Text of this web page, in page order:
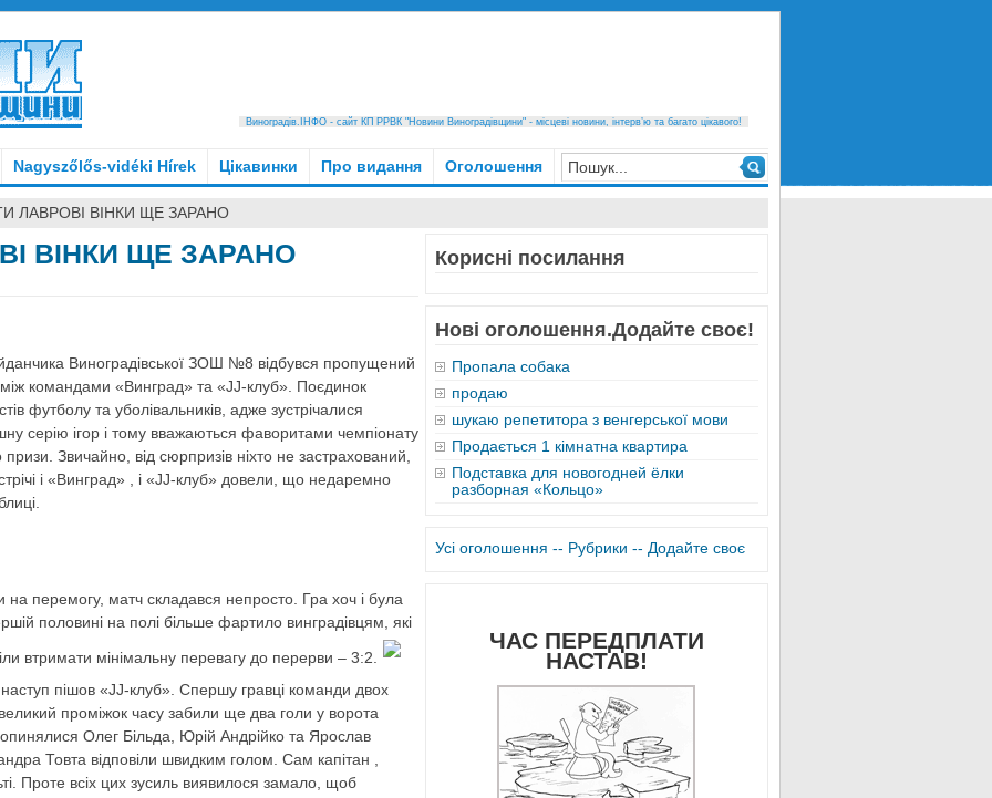
Виноградів.ІНФО - сайт КП РРВК "Новини Виноградівщини" - місцеві новини, інтерв’ю та багато цікавого!
Nagyszőlős-vidéki Hírek Цікавинки Про видання Оголошення
ЛАВРОВІ ВІНКИ ЩЕ ЗАРАНО
ВІНКИ ЩЕ ЗАРАНО
Виноградівської ЗОШ №8 відбувся пропущений
між командами «Винград» та «JJ-клуб». Поєдинок
футболу та уболівальників, адже зустрічалися
серію ігор і тому вважаються фаворитами чемпіонату
Звичайно, від сюрпризів ніхто не застрахований,
і «Винград» , і «JJ-клуб» довели, що недаремно
на перемогу, матч складався непросто. Гра хоч і була
половині на полі більше фартило винградівцям, які
втримати мінімальну перевагу до перерви – 3:2.
пішов «JJ-клуб». Спершу гравці команди двох
проміжок часу забили ще два голи у ворота
опинялися Олег Більда, Юрій Андрійко та Ярослав
Товта відповіли швидким голом. Сам капітан ,
Проте всіх цих зусиль виявилося замало, щоб
Корисні посилання
Нові оголошення.Додайте своє!
Пропала собака
продаю
шукаю репетитора з венгерської мови
Продається 1 кімнатна квартира
Подставка для новогодней ёлки
разборная «Кольцо»
Усі оголошення -- Рубрики -- Додайте своє
ЧАС ПЕРЕДПЛАТИ
НАСТАВ!